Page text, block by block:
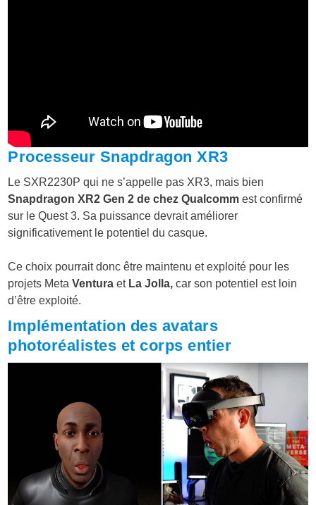
Processeur Snapdragon XR3
Le SXR2230P qui ne s’appelle pas XR3, mais bien
Snapdragon XR2 Gen 2 de chez Qualcomm est confirmé
sur le Quest 3. Sa puissance devrait améliorer
significativement le potentiel du casque.
Ce choix pourrait donc être maintenu et exploité pour les
projets MetaVenturaetLa Jolla,car son potentiel est loin
d’être exploité.
Implémentation des avatars
photoréalistes et corps entier